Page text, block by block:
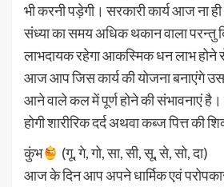
भी करनी पड़ेगी। सरकारी कार्य आज ना
संध्या का समय अधिक थकान वाला परन्तु
लाभदायक रहेगा आकस्मिक धन लाभ
आज आप जिस कार्य की योजना बनाएंगे
आने वाले कल में पूर्ण होने की संभावनाएं
होगी शारीरिक दर्द अथवा कब्ज पित्त की
कुंभ
(गू, गे, गो, सा, सी, सू, से, सो, दा)
आज के दिन आप अपने धार्मिक एवं